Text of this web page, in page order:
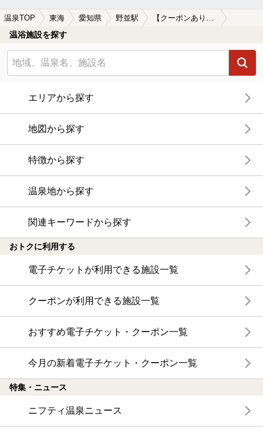
温泉TOP 東海 愛知県 野並駅 【クーポンあり】美肌の湯が楽しめる野並駅近くの温泉、日帰り温泉、スーパー銭湯おすすめ
温浴施設を探す
エリアから探す
地図から探す
特徴から探す
温泉地から探す
関連キーワードから探す
おトクに利用する
電子チケットが利用できる施設一覧
クーポンが利用できる施設一覧
おすすめ電子チケット・クーポン一覧
今月の新着電子チケット・クーポン一覧
特集・ニュース
ニフティ温泉ニュース